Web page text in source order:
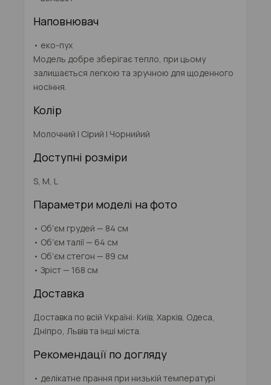
Наповнювач
• еко-пух
Модель добре зберігає тепло, при цьому
залишається легкою та зручною для щоденного
носіння.
Колір
Молочний | Сірий | Чорнийий
Доступні розміри
S, M, L
Параметри моделі на фото
• Обʼєм грудей — 84 см
• Обʼєм талії — 64 см
• Обʼєм стегон — 89 см
• Зріст — 168 см
Доставка
Доставка по всій Україні: Київ, Харків, Одеса,
Дніпро, Львів та інші міста.
Рекомендації по догляду
• делікатне прання при низькій температурі